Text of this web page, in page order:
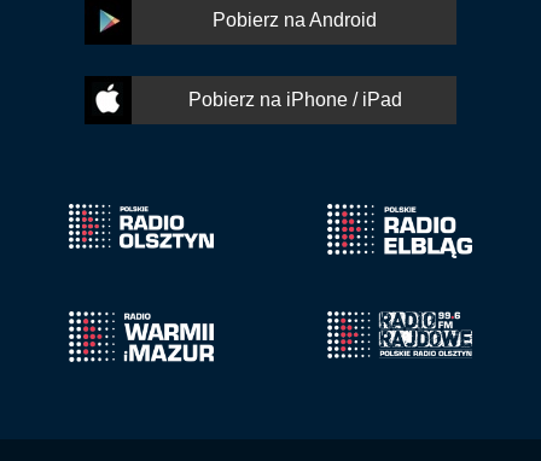
Pobierz na Android
Pobierz na iPhone / iPad